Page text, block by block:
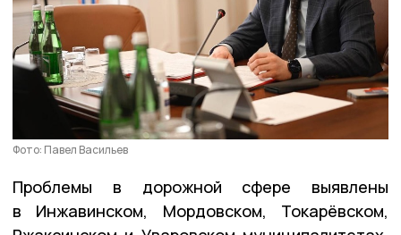
Фото: Павел Васильев
Проблемы в дорожной сфере выявлены
в Инжавинском, Мордовском, Токарёвском,